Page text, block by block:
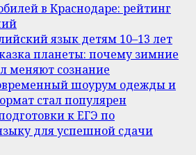
в Краснодаре: рейтинг
язык детям 10–13 лет
планеты: почему зимние
меняют сознание
шоурум одежды и
стал популярен
к ЕГЭ по
для успешной сдачи